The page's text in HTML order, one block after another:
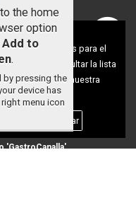
'GastroCanalla'
the home
option
Add to
.
by pressing the
device has
menu icon
cookies:
y de terceros para el
Puedes consultar la lista
Ver nuestra
Personalizar